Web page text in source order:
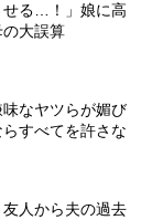
せる…！」娘に高
大誤算
なヤツらが媚び
すべてを許さな
友人から夫の過去